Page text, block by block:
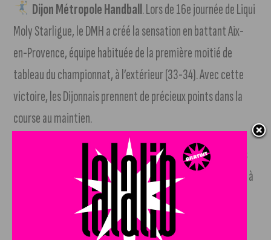
Dijon Métropole Handball. Lors de 16e journée de Liqui
Moly Starligue, le DMH a créé la sensation en battant Aix-
en-Provence, équipe habituée de la première moitié de
tableau du championnat, à l’extérieur (33-34). Avec cette
victoire, les Dijonnais prennent de précieux points dans la
course au maintien.
Stade Dijonnais. Le Stade Dijonnais a réalisé une très
belle performance en remportant son duel à domicile face à
Rumilly, actuel 4e (16-14). À l’issue de la 16e journée, Dijon
est 8e avec 38 points, soit 4 points d’avance sur la zone de